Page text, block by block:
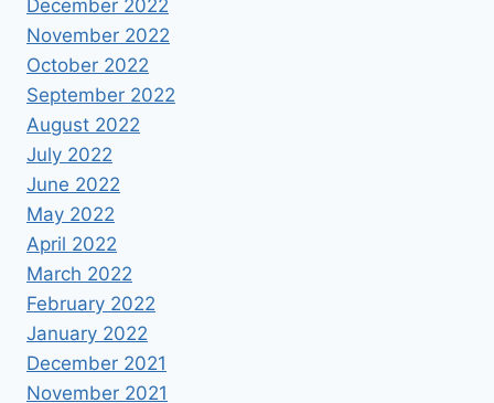
December 2022
November 2022
October 2022
September 2022
August 2022
July 2022
June 2022
May 2022
April 2022
March 2022
February 2022
January 2022
December 2021
November 2021